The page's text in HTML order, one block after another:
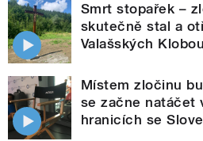
Smrt stopařek –
skutečně stal a
Valašských
Místem zločinu
se začne natáčet
hranicích se